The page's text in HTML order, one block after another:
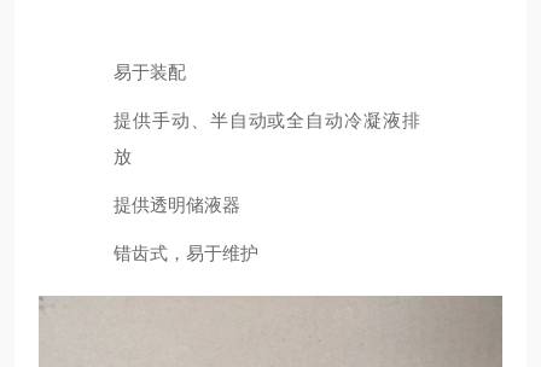
易于装配
提供手动、半自动或全自动冷凝液排
放
提供透明储液器
错齿式，易于维护